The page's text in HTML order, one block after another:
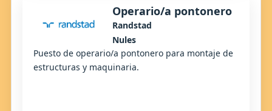
Operario/a pontonero
Randstad
Nules
Puesto de operario/a pontonero para montaje de
estructuras y maquinaria.